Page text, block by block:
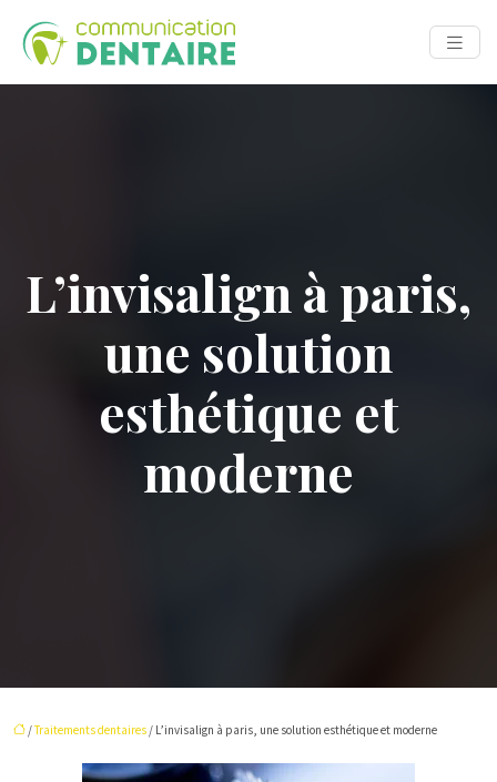
L’invisalign à paris,
une solution
esthétique et
moderne
/Traitements dentaires / L’invisalign à paris, une solution esthétique et moderne